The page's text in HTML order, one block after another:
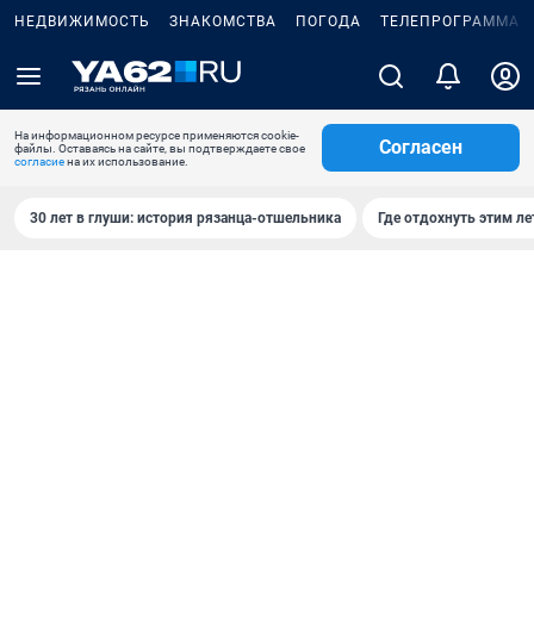
НЕДВИЖИМОСТЬ ЗНАКОМСТВА ПОГОДА ТЕЛЕПРОГРАММА
На информационном ресурсе применяются cookie-
файлы. Оставаясь на сайте, вы подтверждаете свое
согласиена их использование.
Согласен
30 лет в глуши: история рязанца-отшельника Где отдохнуть этим